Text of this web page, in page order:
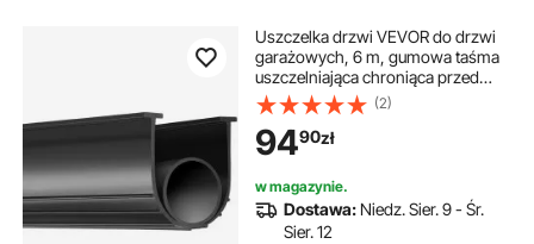
Uszczelka drzwi VEVOR do drzwi
garażowych, 6 m, gumowa taśma
uszczelniająca chroniąca przed
powietrzem, wilgocią i kurzem,
czarna, odpowiednia do drzwi
garażowych, rolet, krat zwijanych
itp.
(2)
9490zł
w magazynie.
Dostawa: Niedz. Sier. 9 - Śr.
Sier. 12